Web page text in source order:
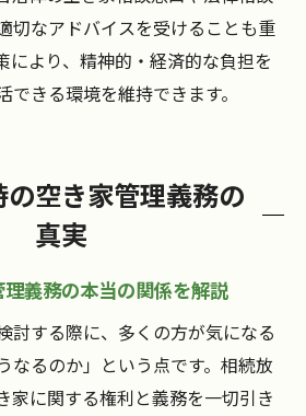
切なアドバイスを受けることも重
により、精神的・経済的な負担を
きる環境を維持できます。
空き家管理義務の
真実
義務の本当の関係を解説
討する際に、多くの方が気になる
なるのか」という点です。相続放
家に関する権利と義務を一切引き